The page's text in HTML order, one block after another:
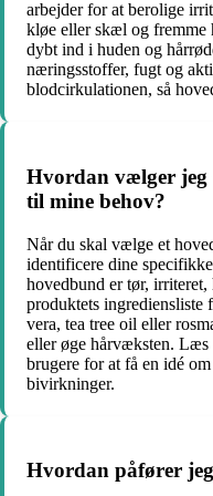
arbejder for at berolige
kløe eller skæl og
dybt ind i huden og
næringsstoffer, fugt og
blodcirkulationen, så
Hvordan vælger jeg
til mine behov?
Når du skal vælge et
identificere dine
hovedbund er tør,
produktets ingrediensliste
vera, tea tree oil eller
eller øge hårvæksten. Læs
brugere for at få en idé
bivirkninger.
Hvordan påfører